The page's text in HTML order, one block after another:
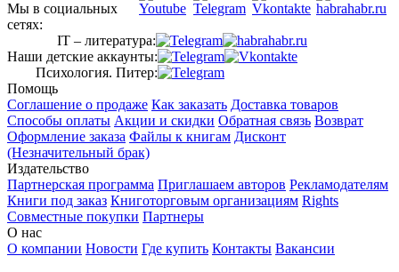
Мы в социальных
сетях:
IT – литература:
Наши детские аккаунты:
Психология. Питер:
Помощь
Соглашение о продаже Как заказать Доставка товаров
Способы оплаты Акции и скидки Обратная связь Возврат
Оформление заказа Файлы к книгам Дисконт
(Незначительный брак)
Издательство
Партнерская программа Приглашаем авторов Рекламодателям
Книги под заказ Книготорговым организациям Rights
Совместные покупки Партнеры
О нас
О компании Новости Где купить Контакты Вакансии